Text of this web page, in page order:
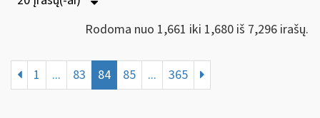
Rodoma nuo 1,661 iki 1,680 iš 7,296 irašų.
1 ... 83 84 85 ... 365